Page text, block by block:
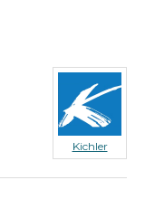
Kichler